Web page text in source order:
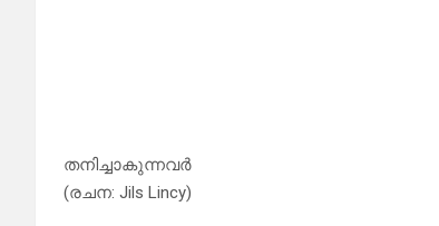
തനിച്ചാകുന്നവർ
(രചന: Jils Lincy)